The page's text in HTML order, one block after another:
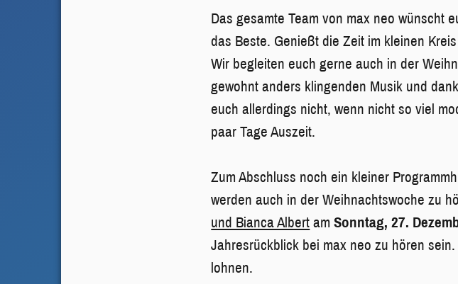
Das gesamte Team von max neo wünscht
das Beste. Genießt die Zeit im kleinen
Wir begleiten euch gerne auch in der
gewohnt anders klingenden Musik und
euch allerdings nicht, wenn nicht so viel
paar Tage Auszeit.
Zum Abschluss noch ein kleiner
werden auch in der Weihnachtswoche zu
und Bianca Albert amSonntag, 27.
Jahresrückblick bei max neo zu hören
lohnen.